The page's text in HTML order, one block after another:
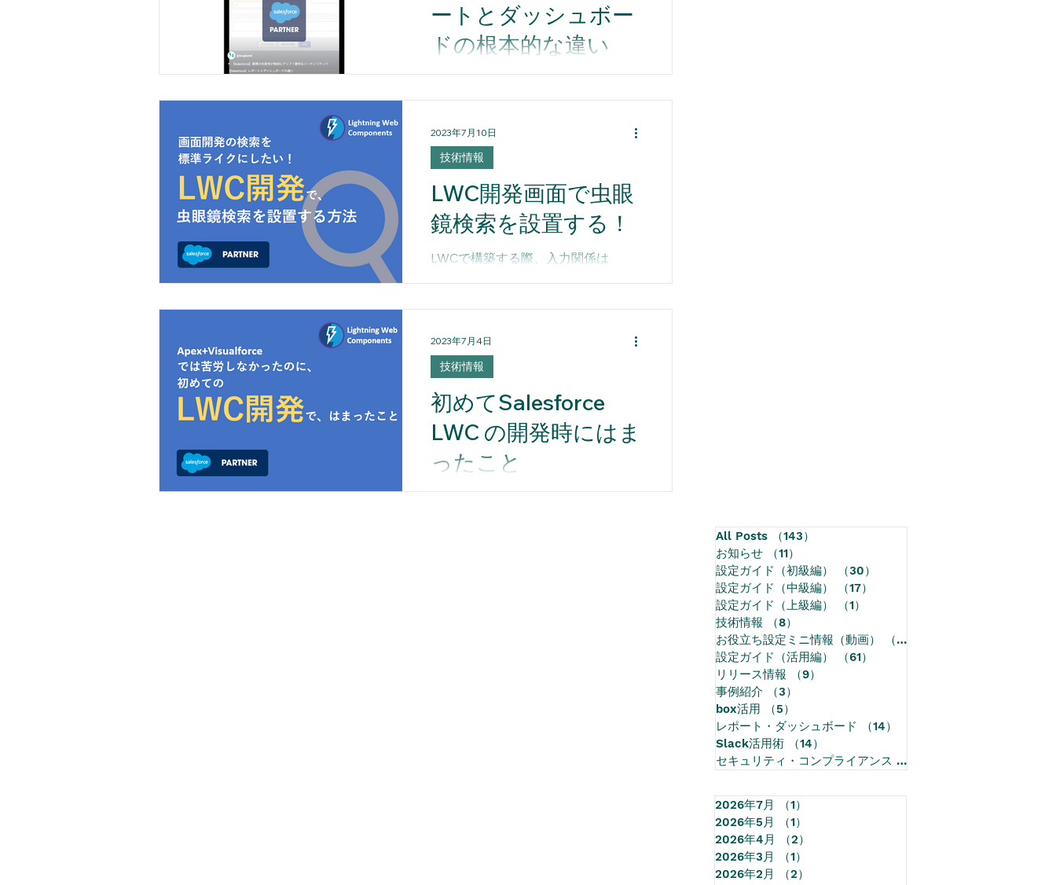
ートとダッシュボー
ドの根本的な違い
Salesforceのレポートとダッシュボー
ドの根本的な違い
LWC開発画面で虫眼
鏡検索を設置する！
LWCで構築する際、入力関係は
の抽出条件で参照先を選択する場合
が多いと思います。 対象データが絞
り込める場合は、コンボボックスで
代用することもありますが、...
技術情報
2023年7月10日
初めてSalesforce
LWC の開発時にはま
ったこと
技術を担当しています。宮原と申し
技術情報
2023年7月4日
All Posts （143）
お知らせ
（11）
設定ガイド（初級編）
（30）
設定ガイド（中級編）
（17）
設定ガイド（上級編）
（1）
技術情報
（8）
お役立ち設定ミニ情報（動画）
（68）
設定ガイド（活用編）
（61）
リリース情報
（9）
事例紹介
（3）
box活用
（5）
レポート・ダッシュボード
（14）
Slack活用術
（14）
セキュリティ・コンプライアンス （1）
2026年7月 （1）
2026年5月
（1）
2026年4月
（2）
2026年3月
（1）
2026年2月
（2）